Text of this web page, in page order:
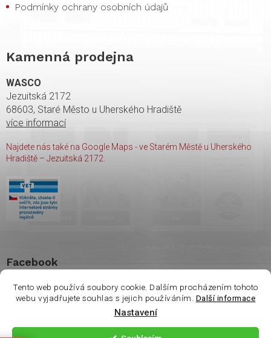
Tento web používá soubory cookie. Dalším procházením tohoto
webu vyjadřujete souhlas s jejich používáním. Další informace
Nastavení
Podmínky ochrany osobních údajů
Kamenná prodejna
WASCO
Jezuitská 2172
68603, Staré Město u Uherského Hradiště
více informací
Najdete nás také na Google Maps - ve Starém Městě u Uherského
Hradiště – Jezuitská 2172.
Facebook